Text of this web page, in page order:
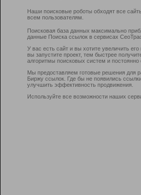
Наши поисковые роботы обходят все
всем пользователям.
Поисковая база данных максимально
данные Поиска ссылок в сервисах
У вас есть сайт и вы хотите увеличить
вы запустите проект, тем быстрее
алгоритмы поисковых систем и
Мы предоставляем готовые решения для
Биржу ссылок. Где бы не появились
улучшить эффективность продвижения.
Используйте все возможности наших